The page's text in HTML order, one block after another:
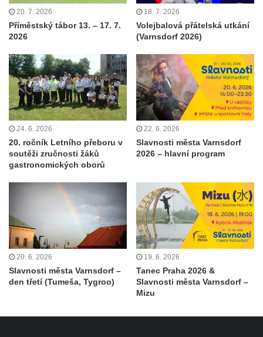
20. 7. 2026
Příměstský tábor 13. – 17. 7.
2026
18. 7. 2026
Volejbalová přátelská utkání
(Varnsdorf 2026)
24. 6. 2026
20. ročník Letního přeboru v
soutěži zručnosti žáků
gastronomických oborů
22. 6. 2026
Slavnosti města Varnsdorf
2026 – hlavní program
20. 6. 2026
Slavnosti města Varnsdorf –
den třetí (Tumeša, Tygroo)
19. 6. 2026
Tanec Praha 2026 &
Slavnosti města Varnsdorf –
Mizu